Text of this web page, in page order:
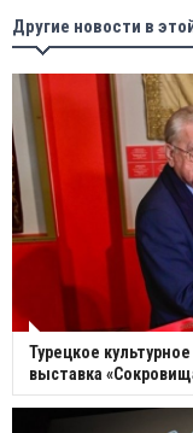
Другие новости в
Турецкое
выставка